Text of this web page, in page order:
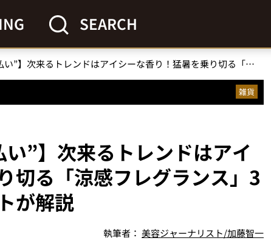
SEARCH
【まさに“香りの暑気払い”】次来るトレンドはアイシーな香り！猛暑を乗り切る「涼感フレグランス」3選を美容ジャーナリストが解説
雑貨
”】次来るトレンドはアイ
切る「涼感フレグランス」3
が解説
執筆者： 美容ジャーナリスト/加藤智一